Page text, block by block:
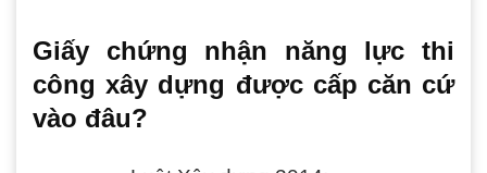
Giấy chứng nhận năng lực thi
công xây dựng được cấp căn cứ
vào đâu?